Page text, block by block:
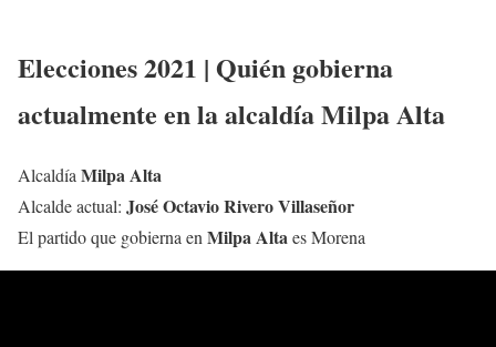
Elecciones 2021 | Quién gobierna
actualmente en la alcaldíaMilpa Alta
Alcaldía Milpa Alta
Alcalde actual: José Octavio Rivero Villaseñor
El partido que gobierna en Milpa Altaes Morena